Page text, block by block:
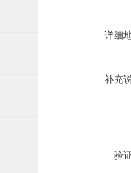
详细
补充
验